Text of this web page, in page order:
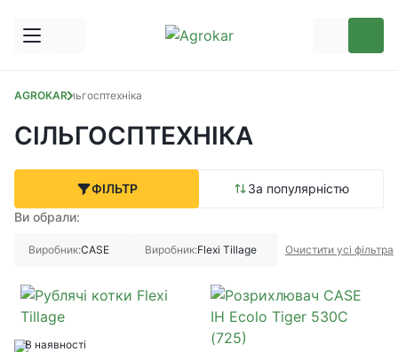
AGROKARСільгосптехніка
СІЛЬГОСПТЕХНІКА
ФІЛЬТР
За популярністю
Ви обрали:
Виробник:CASE Виробник:Flexi Tillage Очистити усі фільтра
В наявності